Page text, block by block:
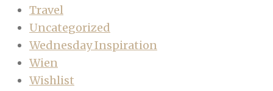
Travel
Uncategorized
Wednesday Inspiration
Wien
Wishlist